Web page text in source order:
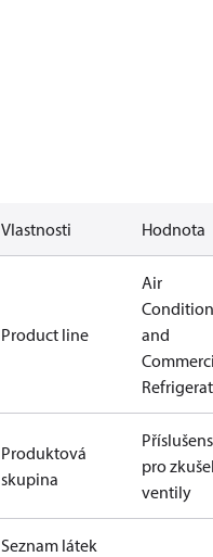
Vlastnosti Hodnota
Product line
Air
and
Produktová
skupina
pro
ventily
Seznam látek